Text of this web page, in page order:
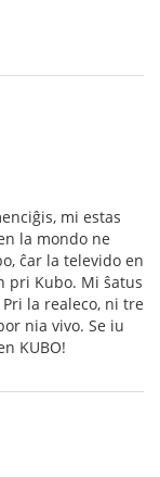
mi estas
la mondo ne
ĉar la televido en
pri Kubo. Mi ŝatus
la realeco, ni tre
nia vivo. Se iu
KUBO!